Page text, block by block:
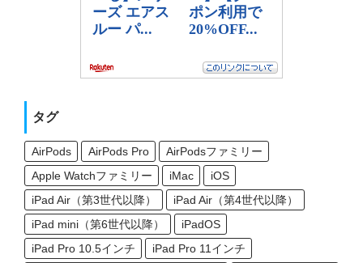
タグ
AirPods AirPods Pro
AirPodsファミリー
Apple Watchファミリー
iMac
iOS
iPad Air（第3世代以降）
iPad Air（第4世代以降）
iPad mini（第6世代以降）
iPadOS
iPad Pro 10.5インチ
iPad Pro 11インチ